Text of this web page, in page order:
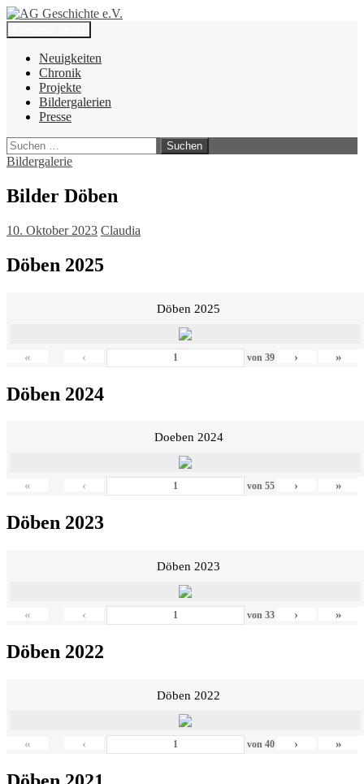
Zum
Inhalt
springen
AG Geschichte e.V.
Suchen
Neuigkeiten
Chronik
Projekte
Bildergalerien
Presse
Suchen
nach:
Bildergalerie
Bilder Döben
10. Oktober 2023 Claudia
Döben 2025
Döben 2025
« ‹ von 39 › »
Döben 2024
Doeben 2024
« ‹ von 55 › »
Döben 2023
Döben 2023
« ‹ von 33 › »
Döben 2022
Döben 2022
« ‹ von 40 › »